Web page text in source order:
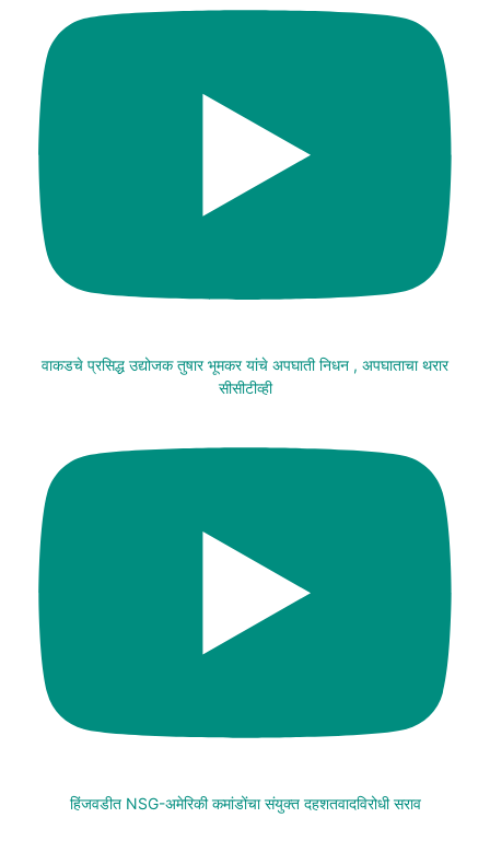
वाकडचे प्रसिद्ध उद्योजक तुषार भूमकर यांचे अपघाती निधन , अपघाताचा थरार
सीसीटीव्ही
हिंजवडीत NSG-अमेरिकी कमांडोंचा संयुक्त दहशतवादविरोधी सराव